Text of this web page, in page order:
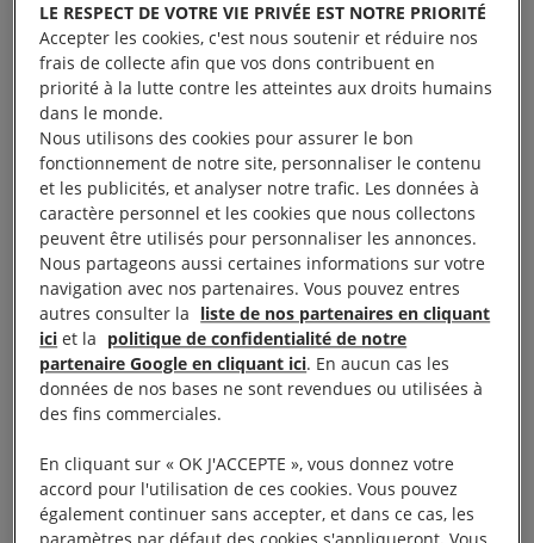
Amnesty International défend la liberté d’expression,
d’association et lutte contre les discriminations
visant les personnesLGBTIdans monde.
L’homosexualité, la bisexualité, la transidentité et
l’intersexuation peuvent être des motifs de
discrimination, d’emprisonnement, de torture et
même de mort. Cette année, l’accent est mis sur les
droits des personnes Intersexes.
Rendez-vous dans les villes suivantes :
LE RESPECT DE VOTRE VIE PRIVÉE EST NOTRE PRIORITÉ
Accepter les cookies, c'est nous soutenir et réduire nos
frais de collecte afin que vos dons contribuent en
priorité à la lutte contre les atteintes aux droits humains
dans le monde.
Nous utilisons des cookies pour assurer le bon
fonctionnement de notre site, personnaliser le contenu
et les publicités, et analyser notre trafic. Les données à
caractère personnel et les cookies que nous collectons
peuvent être utilisés pour personnaliser les annonces.
Nous partageons aussi certaines informations sur votre
navigation avec nos partenaires. Vous pouvez entres
autres consulter la liste de nos partenaires en cliquant
ici et la politique de confidentialité de notre
partenaire Google en cliquant ici. En aucun cas les
données de nos bases ne sont revendues ou utilisées à
des fins commerciales.
En cliquant sur « OK J'ACCEPTE », vous donnez votre
accord pour l'utilisation de ces cookies. Vous pouvez
également continuer sans accepter, et dans ce cas, les